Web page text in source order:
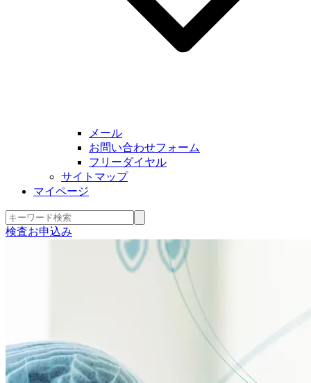
メール
お問い合わせフォーム
フリーダイヤル
サイトマップ
マイページ
検査お申込み